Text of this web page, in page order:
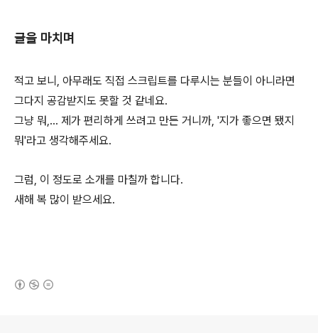
글을 마치며
적고 보니, 아무래도 직접 스크립트를 다루시는 분들이 아니라면
그다지 공감받지도 못할 것 같네요.
그냥 뭐,... 제가 편리하게 쓰려고 만든 거니까, '지가 좋으면 됐지
뭐'라고 생각해주세요.
그럼, 이 정도로 소개를 마칠까 합니다.
새해 복 많이 받으세요.